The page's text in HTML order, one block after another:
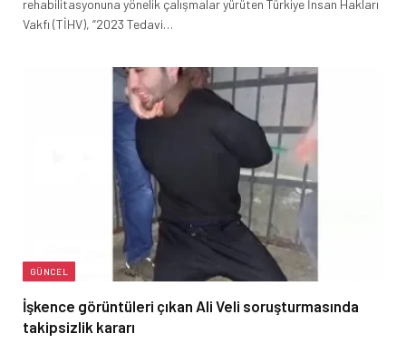
rehabilitasyonuna yönelik çalışmalar yürüten Türkiye İnsan Hakları
Vakfı (TİHV), “2023 Tedavi…
GÜNCEL
İşkence görüntüleri çıkan Ali Veli soruşturmasında
takipsizlik kararı